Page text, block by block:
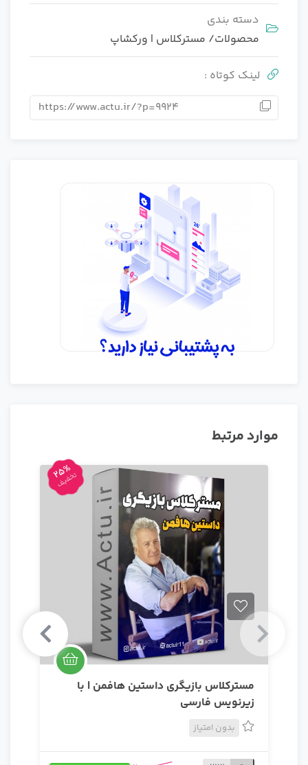
دسته بندی
محصولات/ مسترکلاس | ورکشاپ
لینک کوتاه :
https://www.actu.ir/?p=9924
موارد مرتبط
25%
تخفیف
مسترکلاس بازیگری داستین هافمن | با
زیرنویس فارسی
بدون امتیاز